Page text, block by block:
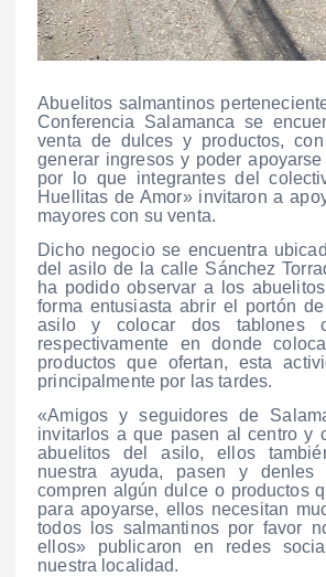
Abuelitos salmantinos
Conferencia Salamanca se
venta de dulces y productos,
generar ingresos y poder
por lo que integrantes del
Huellitas de Amor» invitaron a
mayores con su venta.
Dicho negocio se encuentra
del asilo de la calle Sánchez
ha podido observar a los
forma entusiasta abrir el portón
asilo y colocar dos tablones
respectivamente en donde
productos que ofertan, esta
principalmente por las tardes.
«Amigos y seguidores de
invitarlos a que pasen al centro y
abuelitos del asilo, ellos
nuestra ayuda, pasen y denles
compren algún dulce o productos
para apoyarse, ellos necesitan
todos los salmantinos por favor
ellos» publicaron en redes
nuestra localidad.